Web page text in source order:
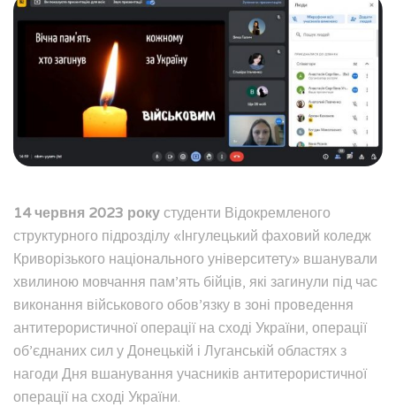
14 червня 2023 року студенти Відокремленого
структурного підрозділу «Інгулецький фаховий коледж
Криворізького національного університету» вшанували
хвилиною мовчання пам’ять бійців, які загинули під час
виконання військового обов’язку в зоні проведення
антитерористичної операції на сході України, операції
об’єднаних сил у Донецькій і Луганській областях з
нагоди Дня вшанування учасників антитерористичної
операції на сході України.